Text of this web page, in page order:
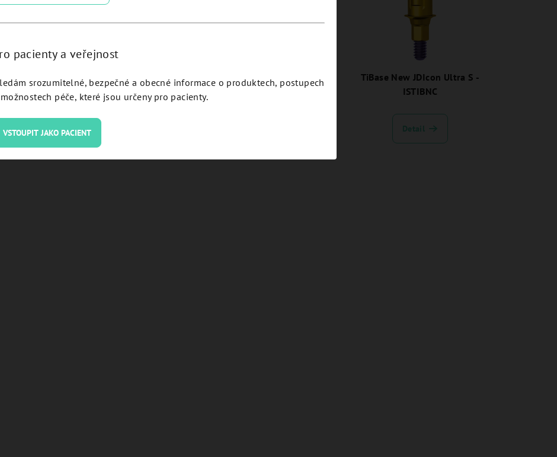
Pre-milled blanks and abutment
screw JDIcon Ultra S - ISPMNC
Detail
TiBase engaging JDIcon Ultra S -
TiBase New JDIcon Ultra S -
ISTIBNC
Detail
pacienty a veřejnost
srozumitelné, bezpečné a obecné informace o produktech, postupech
péče, které jsou určeny pro pacienty.
VSTOUPIT JAKO PACIENT